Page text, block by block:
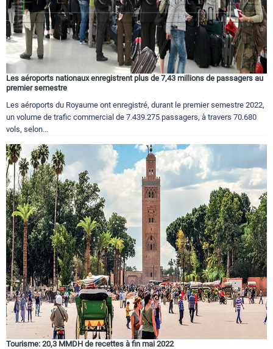
Les aéroports nationaux enregistrent plus de 7,43 millions de passagers au
premier semestre
Les aéroports du Royaume ont enregistré, durant le premier semestre 2022,
un volume de trafic commercial de 7.439.275 passagers, à travers 70.680
vols, selon...
Tourisme: 20,3 MMDH de recettes à fin mai 2022